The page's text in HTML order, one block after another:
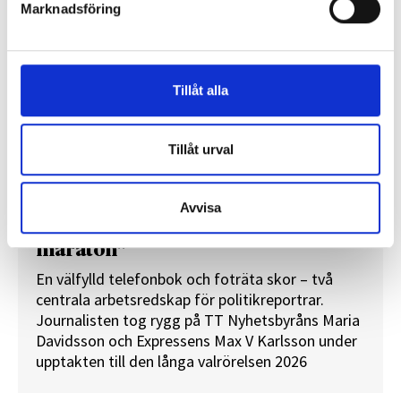
Marknadsföring
Tillåt alla
Tillåt urval
Avvisa
”Valåret känns som att sprinta ett
maraton”
En välfylld telefonbok och foträta skor – två
centrala arbetsredskap för politikreportrar.
Journalisten tog rygg på TT Nyhetsbyråns Maria
Davidsson och Expressens Max V Karlsson under
upptakten till den långa valrörelsen 2026